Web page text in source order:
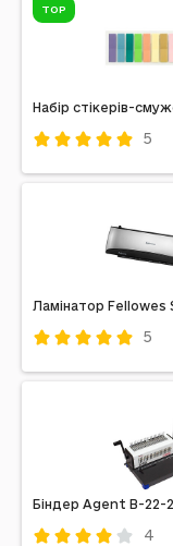
TOP
Набір стікерів-
5
Країна
Призначення:
Ламінатор Fellowes
5
Біндер Agent B-22-2
4